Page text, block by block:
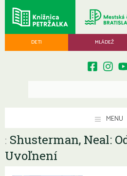
DETI MLÁDEŽ
MENU
: Shusterman, Neal:
Uvoľnení